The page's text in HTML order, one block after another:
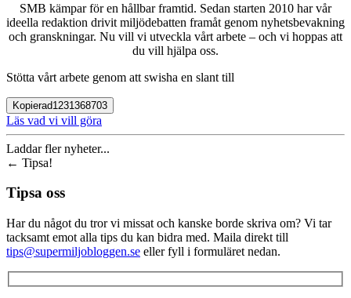
SMB kämpar för en hållbar framtid. Sedan starten 2010 har vår
ideella redaktion drivit miljödebatten framåt genom nyhetsbevakning
och granskningar. Nu vill vi utveckla vårt arbete – och vi hoppas att
du vill hjälpa oss.
Stötta vårt arbete genom att swisha en slant till
Kopierad1231368703
Läs vad vi vill göra
Laddar fler nyheter...
← Tipsa!
Tipsa oss
Har du något du tror vi missat och kanske borde skriva om? Vi tar
tacksamt emot alla tips du kan bidra med. Maila direkt till
tips@supermiljobloggen.se eller fyll i formuläret nedan.